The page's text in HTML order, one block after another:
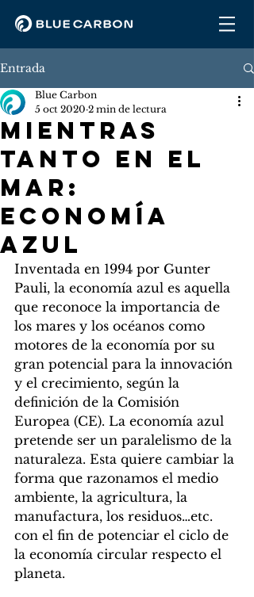
Entrada
MIENTRAS
TANTO EN EL
MAR:
ECONOMÍA
AZUL
Blue Carbon
5 oct 2020 2 min de lectura
Inventada en 1994 por Gunter
Pauli, la economía azul es aquella
que reconoce la importancia de
los mares y los océanos como
motores de la economía por su
gran potencial para la innovación
y el crecimiento, según la
definición de la Comisión
Europea (CE). La economía azul
pretende ser un paralelismo de la
naturaleza. Esta quiere cambiar la
forma que razonamos el medio
ambiente, la agricultura, la
manufactura, los residuos…etc.
con el fin de potenciar el ciclo de
la economía circular respecto el
planeta.